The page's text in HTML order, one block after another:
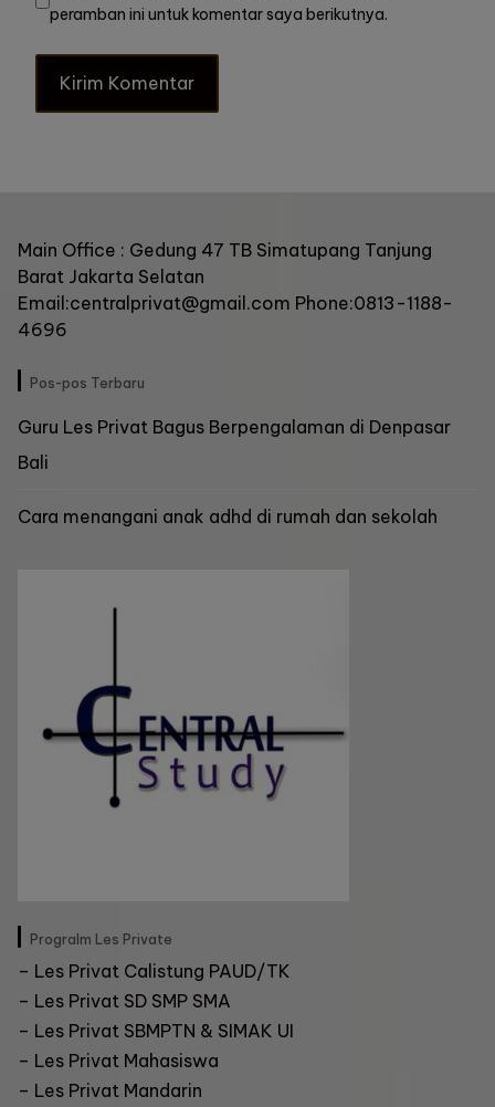
peramban ini untuk komentar saya berikutnya.
Main Office : Gedung 47 TB Simatupang Tanjung
Barat Jakarta Selatan
Email:centralprivat@gmail.com Phone:0813-1188-
4696
Pos-pos Terbaru
Guru Les Privat Bagus Berpengalaman di Denpasar
Bali
Cara menangani anak adhd di rumah dan sekolah
Progralm Les Private
– Les Privat Calistung PAUD/TK
– Les Privat SD SMP SMA
– Les Privat SBMPTN & SIMAK UI
– Les Privat Mahasiswa
– Les Privat Mandarin